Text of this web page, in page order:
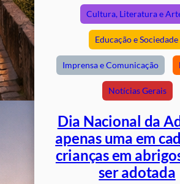
Cultura, Literatura e
Educação e Sociedade
Imprensa e Comunicação
Notícias Gerais
Dia Nacional da
apenas uma em
crianças em
ser adotada